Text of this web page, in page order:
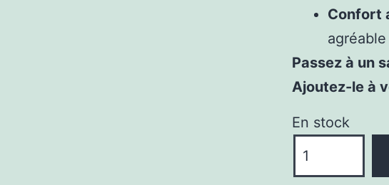
Confort
agréable
Passez à un
Ajoutez-le à
En stock
de